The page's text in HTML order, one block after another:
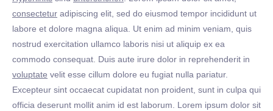
consectetur adipiscing elit, sed do eiusmod tempor incididunt ut
labore et dolore magna aliqua. Ut enim ad minim veniam, quis
nostrud exercitation ullamco laboris nisi ut aliquip ex ea
commodo consequat. Duis aute irure dolor in reprehenderit in
voluptate velit esse cillum dolore eu fugiat nulla pariatur.
Excepteur sint occaecat cupidatat non proident, sunt in culpa qui
officia deserunt mollit anim id est laborum. Lorem ipsum dolor sit